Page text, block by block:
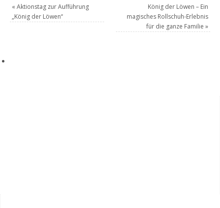
« Aktionstag zur Aufführung
„König der Löwen“
König der Löwen – Ein
magisches Rollschuh-Erlebnis
für die ganze Familie »